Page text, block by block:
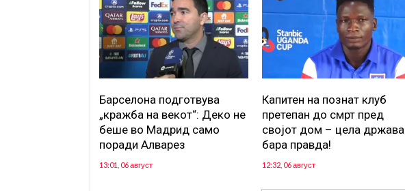
Барселона подготвува
„кражба на векот“: Деко не
беше во Мадрид само
поради Алварез
13:01, 06 август
Капитен на познат клуб
претепан до смрт пред
својот дом – цела држава
бара правда!
12:32, 06 август